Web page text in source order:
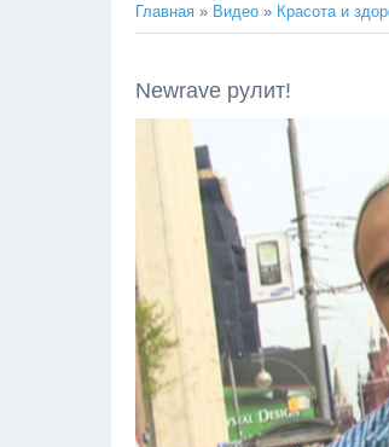
Главная » Видео » Красота и
Newrave рулит!